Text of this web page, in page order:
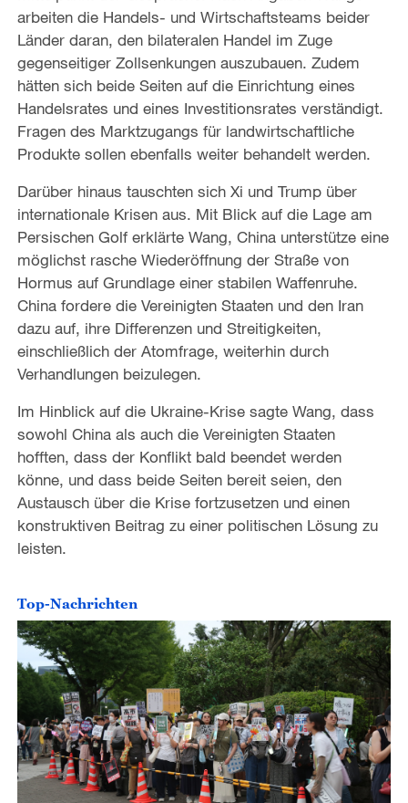
arbeiten die Handels- und Wirtschaftsteams beider
Länder daran, den bilateralen Handel im Zuge
gegenseitiger Zollsenkungen auszubauen. Zudem
hätten sich beide Seiten auf die Einrichtung eines
Handelsrates und eines Investitionsrates verständigt.
Fragen des Marktzugangs für landwirtschaftliche
Produkte sollen ebenfalls weiter behandelt werden.
Darüber hinaus tauschten sich Xi und Trump über
internationale Krisen aus. Mit Blick auf die Lage am
Persischen Golf erklärte Wang, China unterstütze eine
möglichst rasche Wiederöffnung der Straße von
Hormus auf Grundlage einer stabilen Waffenruhe.
China fordere die Vereinigten Staaten und den Iran
dazu auf, ihre Differenzen und Streitigkeiten,
einschließlich der Atomfrage, weiterhin durch
Verhandlungen beizulegen.
Im Hinblick auf die Ukraine-Krise sagte Wang, dass
sowohl China als auch die Vereinigten Staaten
hofften, dass der Konflikt bald beendet werden
könne, und dass beide Seiten bereit seien, den
Austausch über die Krise fortzusetzen und einen
konstruktiven Beitrag zu einer politischen Lösung zu
leisten.
Top-Nachrichten